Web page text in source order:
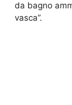
da bagno
vasca”.